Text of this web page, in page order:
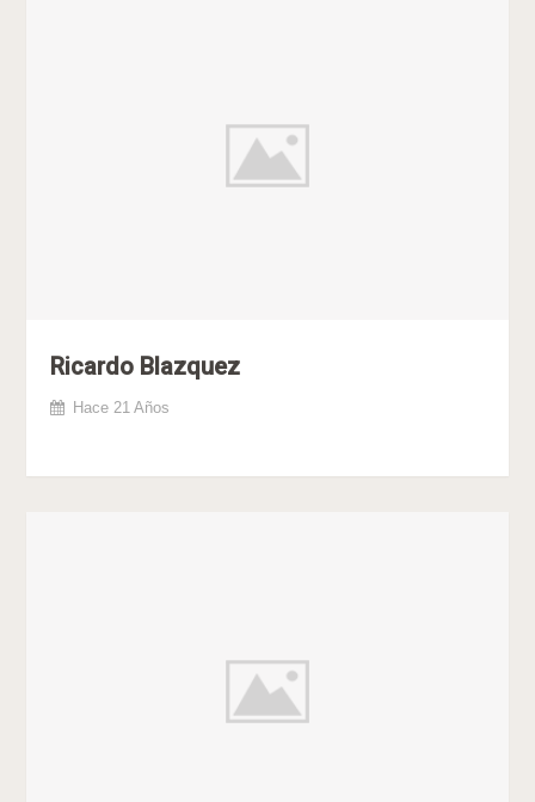
Ricardo Blazquez
Hace 21 Años